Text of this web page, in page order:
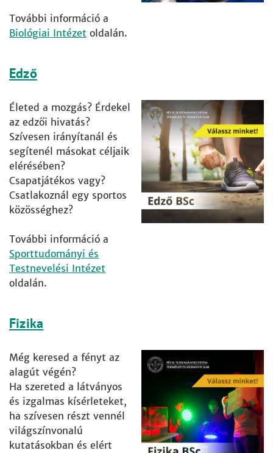
További információ a
Biológiai Intézet oldalán.
Edző
Életed a mozgás? Érdekel
az edzői hivatás?
Szívesen irányítanál és
segítenél másokat céljaik
elérésében?
Csapatjátékos vagy?
Csatlakoznál egy sportos
közösséghez?
További információ a
Sporttudományi és
Testnevelési Intézet
oldalán.
Fizika
Még keresed a fényt az
alagút végén?
Ha szereted a látványos
és izgalmas kísérleteket,
ha szívesen részt vennél
világszínvonalú
kutatásokban és elért